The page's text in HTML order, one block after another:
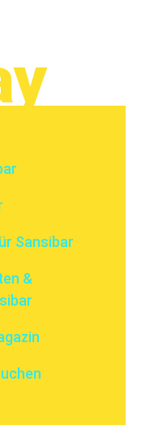
Sansibar
&